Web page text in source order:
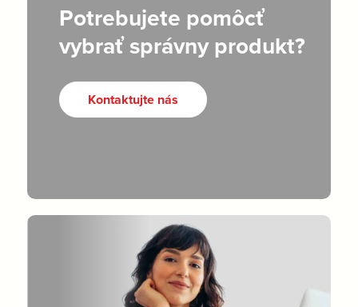
Potrebujete pomôcť
vybrať správny produkt?
Kontaktujte nás